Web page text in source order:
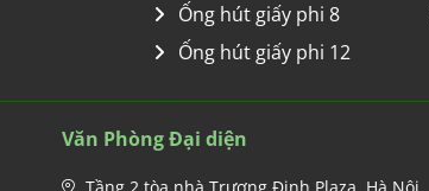
Ống hút giấy phi 8
Ống hút giấy phi 12
Văn Phòng Đại diện